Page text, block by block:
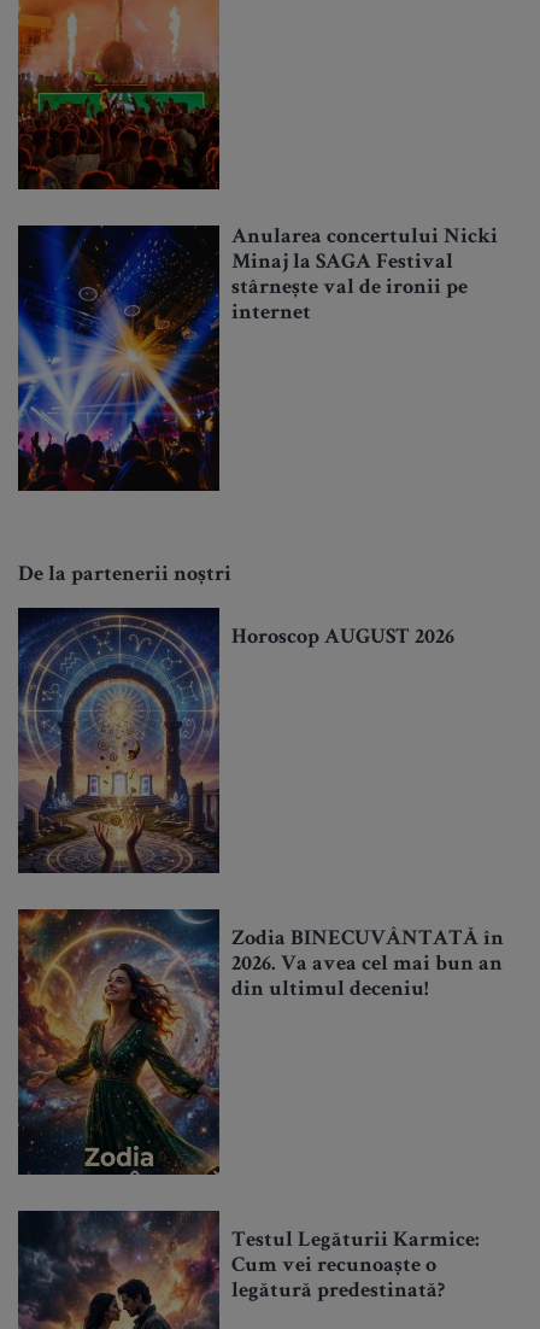
Anularea concertului Nicki
Minaj la SAGA Festival
stârnește val de ironii pe
internet
De la partenerii noștri
Horoscop AUGUST 2026
Zodia BINECUVÂNTATĂ în
2026. Va avea cel mai bun an
din ultimul deceniu!
Testul Legăturii Karmice:
Cum vei recunoaște o
legătură predestinată?